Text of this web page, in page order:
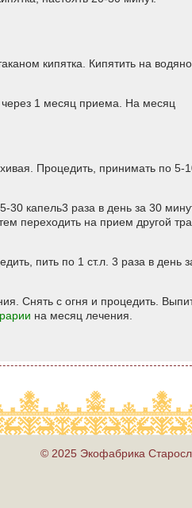
кипятка. Кипятить на
1 месяц приема. На месяц
Процедить, принимать по 5-
30 капель3 раза в день за 30
переходить на прием другой
пить по 1 ст.л. 3 раза в день
Снять с огня и процедить.
на месяц лечения.
© 2025 Экофабрика